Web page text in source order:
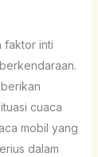
faktor inti
cuaca
mobil yang
dalam